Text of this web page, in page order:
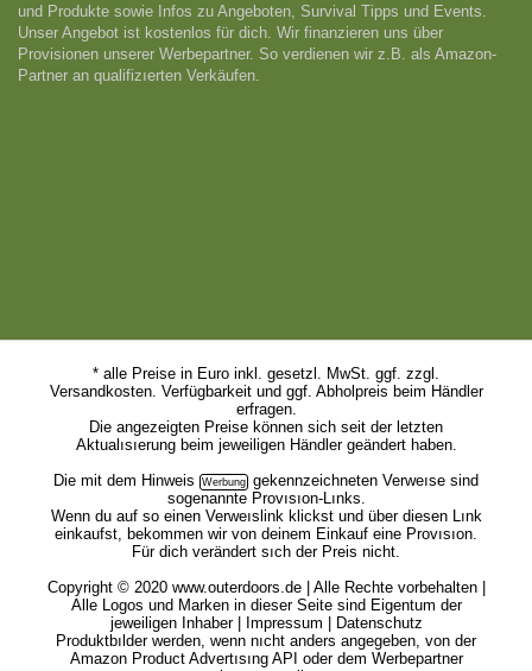
und Produkte sowie Infos zu Angeboten, Survival Tipps und Events.
Unser Angebot ist kostenlos für dich. Wir finanzieren uns über
Provisionen unserer Werbepartner. So verdienen wir z.B. als Amazon-
Partner an qualifizıerten Verkäufen.
* alle Preise in Euro inkl. gesetzl. MwSt. ggf. zzgl.
Versandkosten. Verfügbarkeit und ggf. Abholpreis beim Händler
erfragen.
Die angezeigten Preise können sich seit der letzten
Aktualısıerung beim jeweiligen Händler geändert haben.
Die mit dem Hinweis
gekennzeichneten Verweıse sind
sogenannte Provısıon-Lınks.
Wenn du auf so einen Verweıslink klickst und über diesen Lınk
einkaufst, bekommen wir von deinem Einkauf eine Provısıon.
Für dich verändert sıch der Preis nicht.
Copyright © 2020 www.outerdoors.de | Alle Rechte vorbehalten |
Alle Logos und Marken in dieser Seite sind Eigentum der
jeweiligen Inhaber |
Impressum
Datenschutz
Produktbılder werden, wenn nıcht anders angegeben, von der
Amazon Product Advertısıng API oder dem Werbepartner